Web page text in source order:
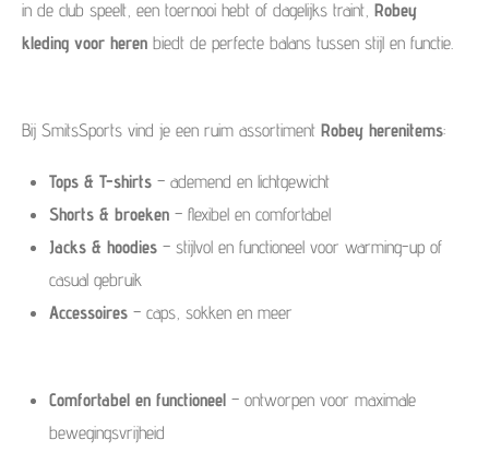
in de club speelt, een toernooi hebt of dagelijks traint, Robey
kleding voor heren biedt de perfecte balans tussen stijl en functie.
Bij SmitsSports vind je een ruim assortiment Robey herenitems:
Tops & T-shirts – ademend en lichtgewicht
Shorts & broeken – flexibel en comfortabel
Jacks & hoodies – stijlvol en functioneel voor warming-up of
casual gebruik
Accessoires – caps, sokken en meer
Comfortabel en functioneel – ontworpen voor maximale
bewegingsvrijheid